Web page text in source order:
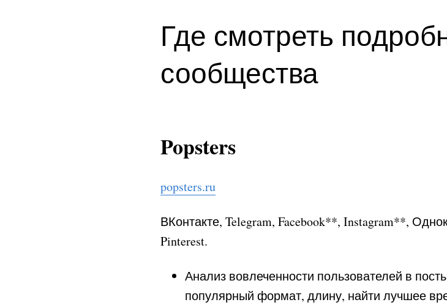
Где смотреть
сообщества
Popsters
popsters.ru
ВКонтакте, Telegram, Facebook**, Instagram**,
Pinterest.
Анализ вовлеченности пользователей в
популярный формат, длину, найти лучшее